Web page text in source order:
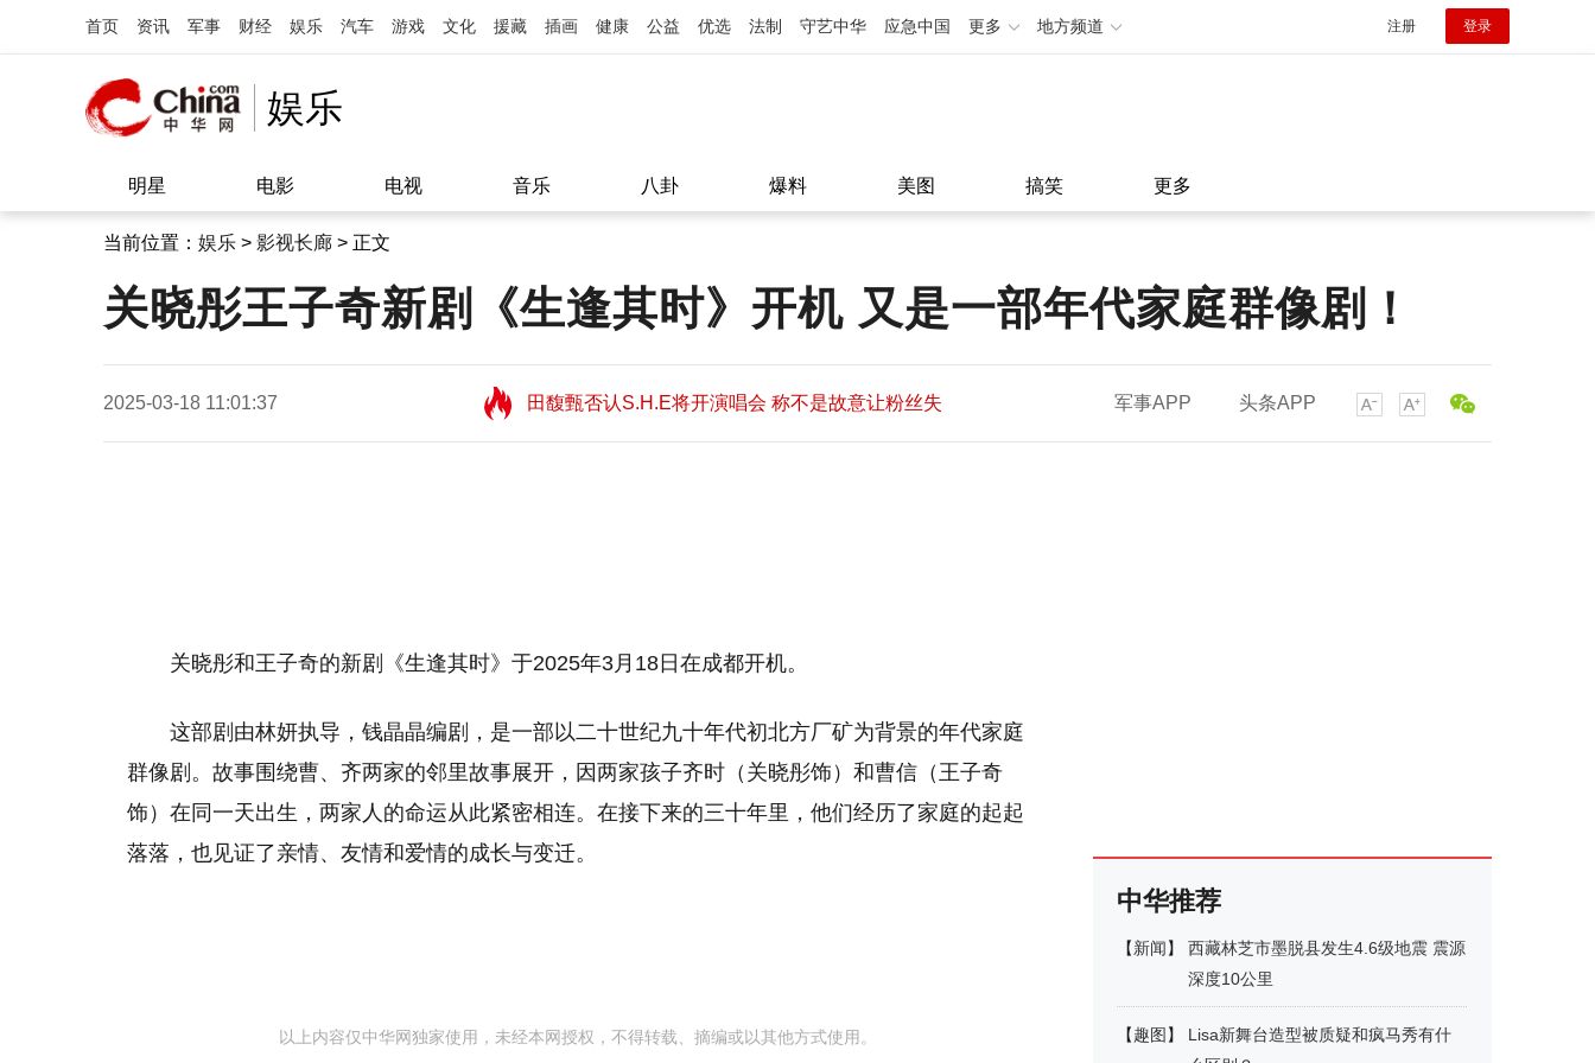
首页 资讯 军事 财经 娱乐 汽车 游戏 文化 援藏 插画 健康 公益 优选 法制 守艺中华 应急中国 更多 地方频道 注册 登录
娱乐
明星 电影 电视 音乐 八卦 爆料 美图 搞笑 更多
当前位置： 娱乐 > 影视长廊 > 正文
关晓彤王子奇新剧《生逢其时》开机 又是一部年代家庭群像剧！
2025-03-18 11:01:37
田馥甄否认S.H.E将开演唱会 称不是故意让粉丝失
望11:08
田馥甄否认S.H.E将开演唱会 称不是故意让粉丝失
军事APP 头条APP
关晓彤和王子奇的新剧《生逢其时》于2025年3月18日在成都开机。
这部剧由林妍执导，钱晶晶编剧，是一部以二十世纪九十年代初北方厂矿为背景的年代家庭
群像剧。故事围绕曹、齐两家的邻里故事展开，因两家孩子齐时（关晓彤饰）和曹信（王子奇
饰）在同一天出生，两家人的命运从此紧密相连。在接下来的三十年里，他们经历了家庭的起起
落落，也见证了亲情、友情和爱情的成长与变迁。
以上内容仅中华网独家使用，未经本网授权，不得转载、摘编或以其他方式使用。
中华推荐
【新闻】
西藏林芝市墨脱县发生4.6级地震 震源
深度10公里
【趣图 】
Lisa新舞台造型被质疑和疯马秀有什